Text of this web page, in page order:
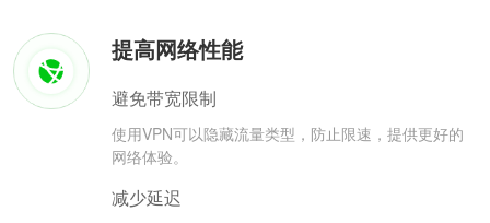
提高网络性能
避免带宽限制
使用VPN可以隐藏流量类型，防止限速，提供更好的
网络体验。
减少延迟